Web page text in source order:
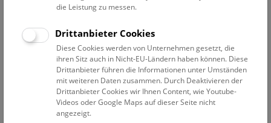
Am Dienstag,15. September 2020, um 10:00 Uhr
(Treffpunkt: Haupteingang NHM Wien, Untere
Kuppelhalle)
Pressegespräch mit:
die Leistung zu messen.
Drittanbieter Cookies
Diese Cookies werden von Unternehmen gesetzt, die
ihren Sitz auch in Nicht-EU-Ländern haben können. Diese
Drittanbieter führen die Informationen unter Umständen
mit weiteren Daten zusammen. Durch Deaktivieren der
Drittanbieter Cookies wir Ihnen Content, wie Youtube-
Videos oder Google Maps auf dieser Seite nicht
angezeigt.